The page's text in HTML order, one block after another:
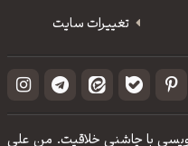
تغییرات سایت
با چاشنی خلاقیت. من علی